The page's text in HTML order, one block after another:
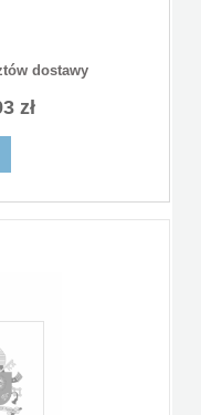
dostawy
zł